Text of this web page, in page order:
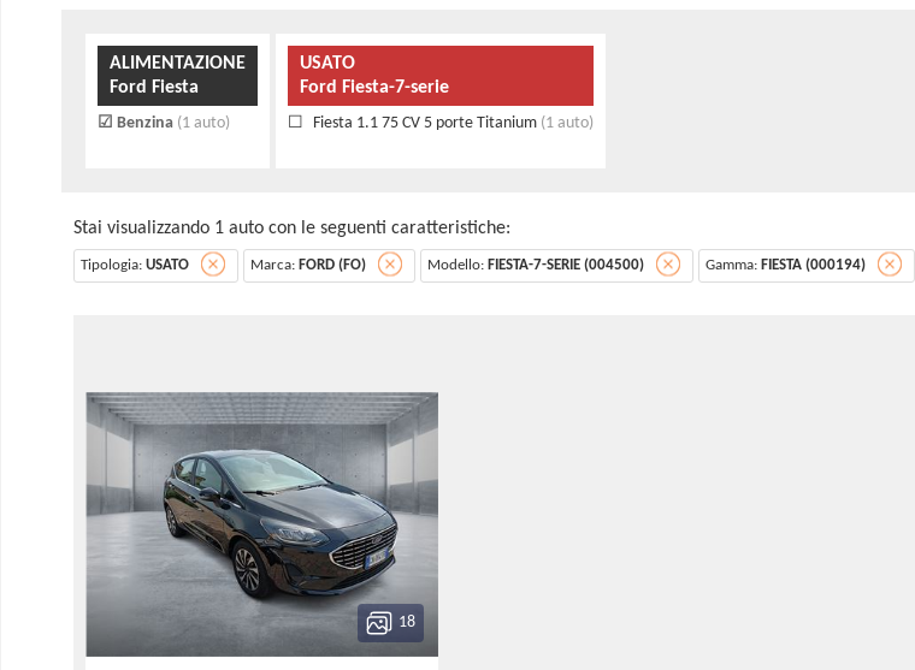
ALIMENTAZIONE
Ford Fiesta
Benzina (1 auto)
USATO
Ford Fiesta-7-serie
Fiesta 1.1 75 CV 5 porte Titanium (1 auto)
Stai visualizzando 1 auto con le seguenti caratteristiche:
Tipologia: USATO Marca: FORD (FO) Modello: FIESTA-7-SERIE (004500) Gamma: FIESTA (000194)
18